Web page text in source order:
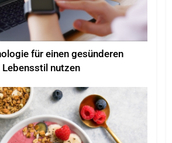
für einen gesünderen
Lebensstil nutzen